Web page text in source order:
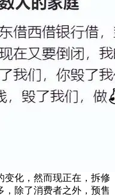
变化，然而现正在，拆修
，除了消费者之外，预售